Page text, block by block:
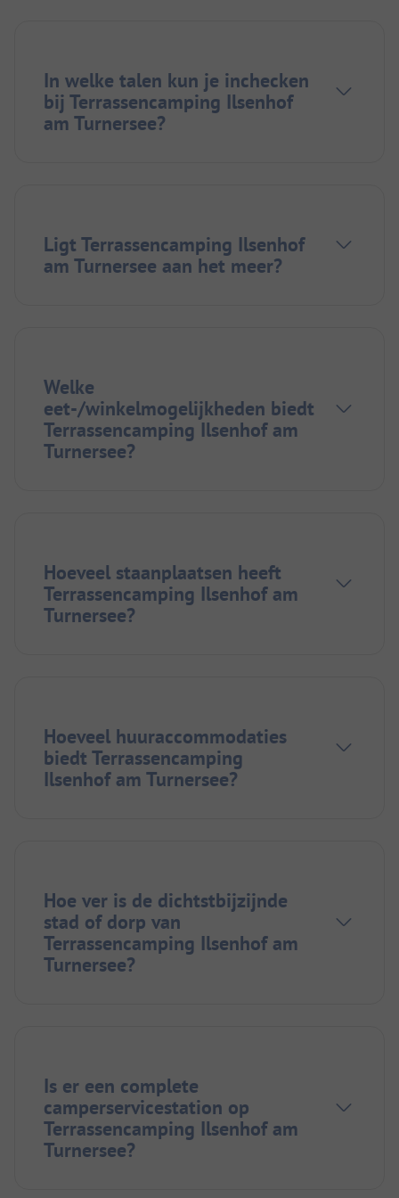
In welke talen kun je inchecken
bij Terrassencamping Ilsenhof
am Turnersee?
Ligt Terrassencamping Ilsenhof
am Turnersee aan het meer?
Welke
eet-/winkelmogelijkheden biedt
Terrassencamping Ilsenhof am
Turnersee?
Hoeveel staanplaatsen heeft
Terrassencamping Ilsenhof am
Turnersee?
Hoeveel huuraccommodaties
biedt Terrassencamping
Ilsenhof am Turnersee?
Hoe ver is de dichtstbijzijnde
stad of dorp van
Terrassencamping Ilsenhof am
Turnersee?
Is er een complete
camperservicestation op
Terrassencamping Ilsenhof am
Turnersee?